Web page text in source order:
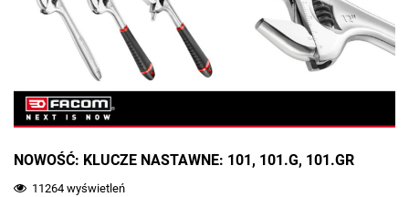
NOWOŚĆ: KLUCZE NASTAWNE: 101, 101.G, 101.GR
11264 wyświetleń